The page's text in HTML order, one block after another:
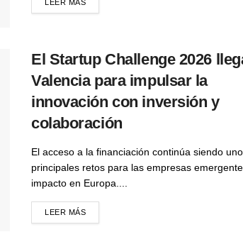
LEER MÁS
El Startup Challenge 2026
Valencia para impulsar la
innovación con inversión y
colaboración
El acceso a la financiación continúa siendo
principales retos para las empresas
impacto en Europa....
LEER MÁS